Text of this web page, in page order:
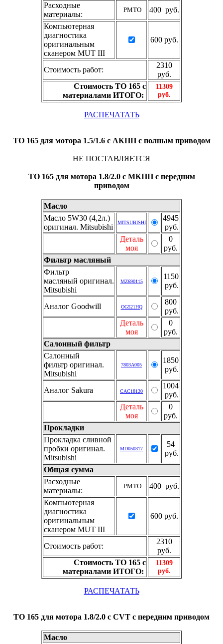
Расходные
материалы:
РМТО
400 руб.
Компьютерная
диагностика
оригинальным
сканером MUT III
600 руб.
Стоимость работ:
2310
руб.
Стоимость ТО 165 с
материалами ИТОГО:
11309
руб.
РАСПЕЧАТАТЬ
ТО 165 для мотора 1.5/1.6 с АКПП c полным приводом
НЕ ПОСТАВЛЯЕТСЯ
ТО 165 для мотора 1.8/2.0 с МКПП с передним
приводом
Масло
Масло 5W30 (4,2л.)
оригинал. Mitsubishi
MITSUBISHI
4945
руб.
Деталь
моя
0
руб.
Фильтр масляный
Фильтр
масляный оригинал.
Mitsubishi
MZ690115
1150
руб.
Аналог Goodwill OG521HQ
800
руб.
Деталь
моя
0
руб.
Салонный фильтр
Салонный
фильтр оригинал.
Mitsubishi
7803A005
1850
руб.
Аналог Sakura CAC18120
1004
руб.
Деталь
моя
0
руб.
Прокладки
Прокладка сливной
пробки оригинал.
Mitsubishi
MD050317
54
руб.
Общая сумма
Расходные
материалы:
РМТО
400 руб.
Компьютерная
диагностика
оригинальным
сканером MUT III
600 руб.
Стоимость работ:
2310
руб.
Стоимость ТО 165 с
материалами ИТОГО:
11309
руб.
РАСПЕЧАТАТЬ
ТО 165 для мотора 1.8/2.0 с CVT с передним приводом
Масло